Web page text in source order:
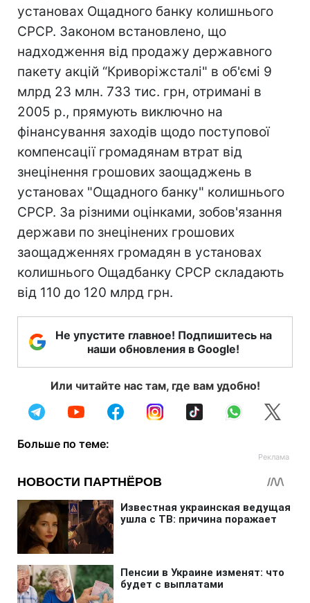
установах Ощадного банку колишнього
СРСР. Законом встановлено, що
надходження від продажу державного
пакету акцій “Криворіжсталі" в об'ємі 9
млрд 23 млн. 733 тис. грн, отримані в
2005 р., прямують виключно на
фінансування заходів щодо поступової
компенсації громадянам втрат від
знецінення грошових заощаджень в
установах "Ощадного банку" колишнього
СРСР. За різними оцінками, зобов'язання
держави по знецінених грошових
заощадженнях громадян в установах
колишнього Ощадбанку СРСР складають
від 110 до 120 млрд грн.
Не упустите главное! Подпишитесь на
наши обновления в Google!
Или читайте нас там, где вам удобно!
Больше по теме: